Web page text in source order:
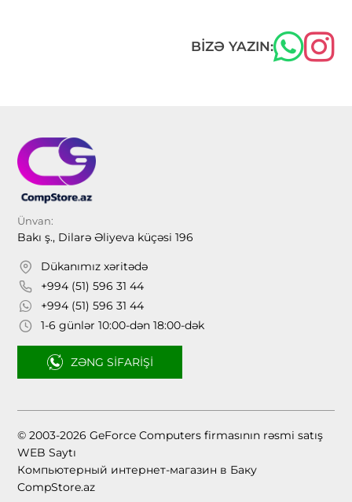
BIZƏ YAZIN:
Ünvan:
Bakı ş., Dilarə Əliyeva küçəsi 196
Dükanımız xəritədə
+994 (51) 596 31 44
+994 (51) 596 31 44
1-6 günlər 10:00-dən 18:00-dək
ZƏNG SIFARIŞI
© 2003-2026 GeForce Computers firmasının rəsmi satış
WEB Saytı
Компьютерный интернет-магазин в Баку
CompStore.az